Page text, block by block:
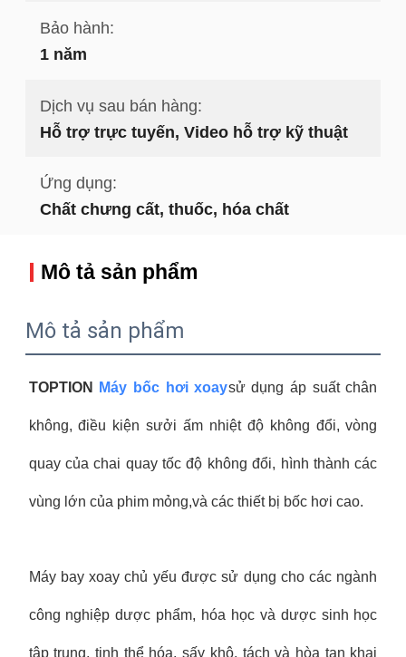
Bảo hành:
1 năm
Dịch vụ sau bán hàng:
Hỗ trợ trực tuyến, Video hỗ trợ kỹ thuật
Ứng dụng:
Chất chưng cất, thuốc, hóa chất
Mô tả sản phẩm
Mô tả sản phẩm
TOPTION Máy bốc hơi xoaysử dụng áp suất chân
không, điều kiện sưởi ấm nhiệt độ không đổi, vòng
quay của chai quay tốc độ không đổi, hình thành các
vùng lớn của phim mỏng,và các thiết bị bốc hơi cao.
Máy bay xoay chủ yếu được sử dụng cho các ngành
công nghiệp dược phẩm, hóa học và dược sinh học
tập trung, tinh thể hóa, sấy khô, tách và hòa tan khai